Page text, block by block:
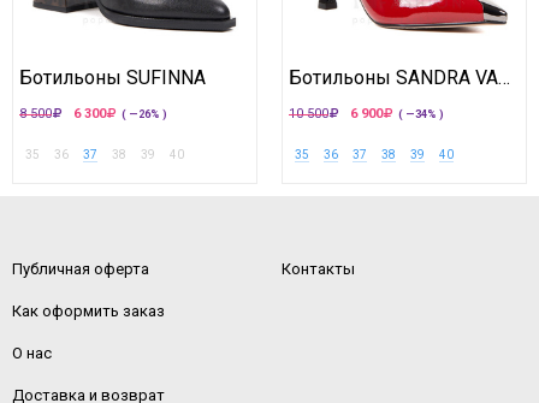
Ботильоны SUFINNA
8 500 6 300 ( —26% )
35 36 37 38 39 40
Ботильоны SANDRA VALERI
10 500 6 900 ( —34% )
35 36 37 38 39 40
Публичная оферта
Как оформить заказ
О нас
Доставка и возврат
Контакты